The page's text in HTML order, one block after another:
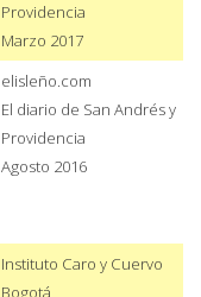
Providencia
Marzo 2017
elisleño.com
El diario de San Andrés y
Providencia
Agosto 2016
Instituto Caro y Cuervo
Bogotá